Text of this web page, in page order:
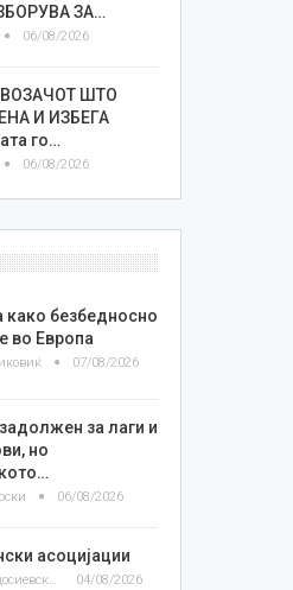
ЗА…
06/08/2026
ШТО
И ИЗБЕГА
го…
06/08/2026
како безбедносно
во Европа
07/08/2026
за лаги и
но
06/08/2026
асоцијации
Златко Теодосиевски 04/08/2026